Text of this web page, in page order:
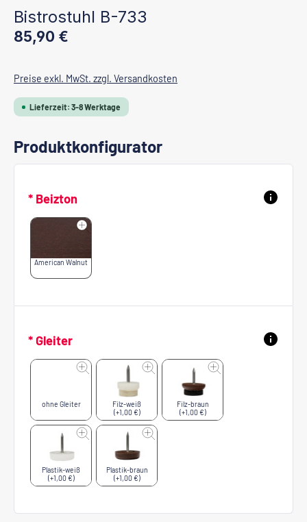
Bistrostuhl B-733
Regulärer Preis:
85,90 €
Preise exkl. MwSt. zzgl. Versandkosten
Lieferzeit: 3-8 Werktage
Produktkonfigurator
* Beizton
American Walnut
* Gleiter
ohne Gleiter
Filz-weiß
(+1,00 €)
Filz-braun
(+1,00 €)
Plastik-weiß
(+1,00 €)
Plastik-braun
(+1,00 €)